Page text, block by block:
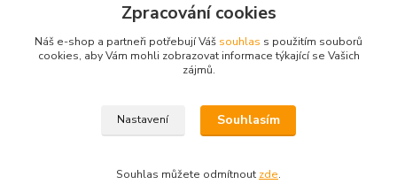
+420 608 255 160
(Po-Čt - 8:30-16:00, Pá - 8:30-14:00)
Zpracování cookies
Náš e-shop a partneři potřebují Váš souhlas s použitím souborů
cookies, aby Vám mohli zobrazovat informace týkající se Vašich
zájmů.
Nastavení Souhlasím
Souhlas můžete odmítnout zde.